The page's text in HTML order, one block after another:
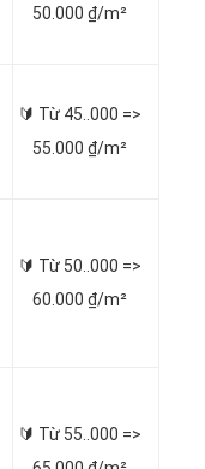
50.000 ₫/m²
🔰 Từ 45..000 =>
55.000 ₫/m²
🔰 Từ 50..000 =>
60.000 ₫/m²
🔰 Từ 55..000 =>